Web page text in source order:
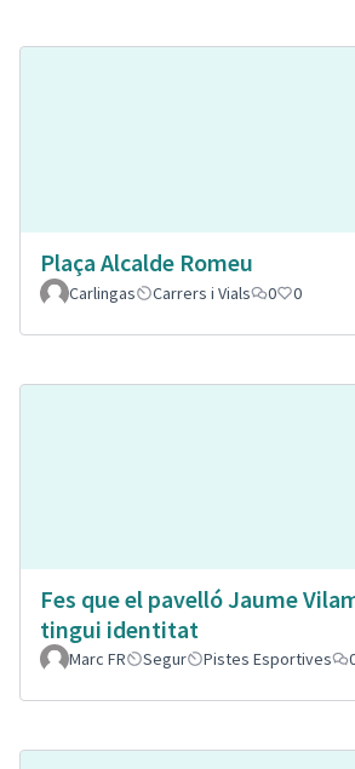
Plaça Alcalde Romeu
Carlingas
Carrers i Vials 0 0
Fes que el pavelló Jaume
tingui identitat
Marc FR Segur Pistes Esportives